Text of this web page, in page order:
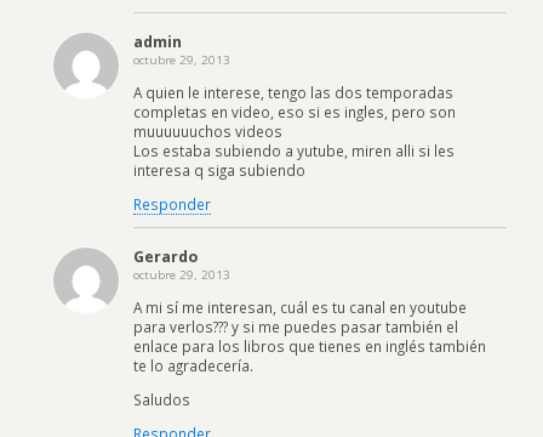
admin
octubre 29, 2013
A quien le interese, tengo las dos temporadas
completas en video, eso si es ingles, pero son
muuuuuuchos videos
Los estaba subiendo a yutube, miren alli si les
interesa q siga subiendo
Responder
Gerardo
octubre 29, 2013
A mi sí me interesan, cuál es tu canal en youtube
para verlos??? y si me puedes pasar también el
enlace para los libros que tienes en inglés también
te lo agradecería.
Saludos
Responder